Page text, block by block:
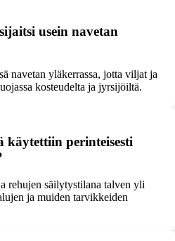
usein navetan
navetan yläkerrassa, jotta viljat ja
kosteudelta ja jyrsijöiltä.
käytettiin perinteisesti
rehujen säilytystilana talven yli
ja muiden tarvikkeiden